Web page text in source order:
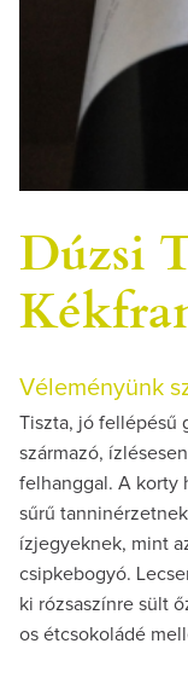
Dúzsi
Véleményünk
Tiszta, jó fellépésű
származó,
felhanggal. A korty
sűrű
ízjegyeknek, mint
csipkebogyó.
ki rózsaszínre sült
os étcsokoládé